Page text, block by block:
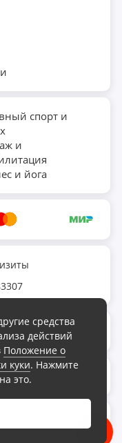
средства
действий
Положение о
куки. Нажмите
это.
спорт и
и
и йога
Дома», 2026